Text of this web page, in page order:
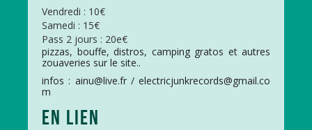
Vendredi : 10€
Samedi : 15€
Pass 2 jours : 20e€
pizzas, bouffe, distros, camping gratos et autres
zouaveries sur le site..
infos : ainu@live.fr /electricjunkrecords@gmail.co
m
EN LIEN